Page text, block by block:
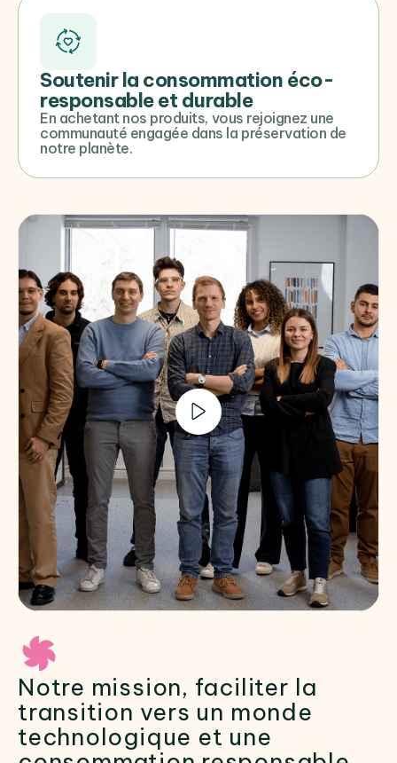
Soutenir la consommation éco-
responsable et durable
En achetant nos produits, vous rejoignez une
communauté engagée dans la préservation de
notre planète.
Notre mission, faciliter la
transition vers un monde
technologique et une